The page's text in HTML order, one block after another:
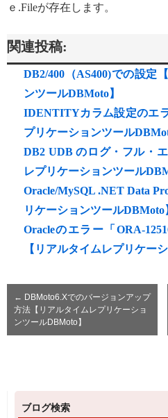
ｅ.Fileが存在します。
関連投稿:
DB2/400（AS400)での設定
ンツールDBMoto】
IDENTITYカラム設定のエ
プリケーションツール
DB2 UDB のログ・フル・
レプリケーションツール
Oracle/MySQL .NET Data
リケーションツールDBMoto
Oracleのエラー「ORA-
【リアルタイムレプリケー
← DBMoto6.Xでのバージョンアップ
方法【リアルタイムレプリケーショ
ンツールDBMoto】
ブログ検索